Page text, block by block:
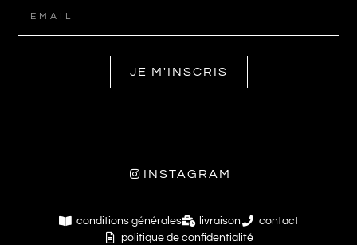
JE M'INSCRIS
INSTAGRAM
conditions générales livraison
contact
politique de confidentialité